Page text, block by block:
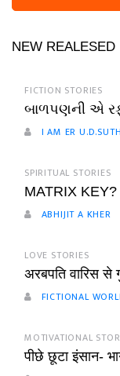
NEW REALESED
FICTION STORIES
બાળપણની એ
I AM ER
SPIRITUAL STORIES
MATRIX KEY?
ABHIJIT A KHER
LOVE STORIES
अरबपति वारिस
FICTIONAL
MOTIVATIONAL
पीछे छूटा इंसान-